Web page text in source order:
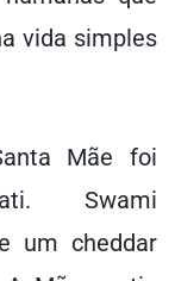
vida simples
Mãe foi
Swami
um cheddar